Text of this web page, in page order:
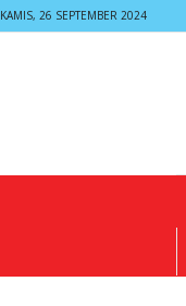
KAMIS, 26 SEPTEMBER 2024